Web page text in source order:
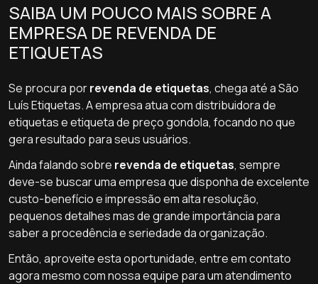
SAIBA UM POUCO MAIS SOBRE A
EMPRESA DE REVENDA DE
ETIQUETAS
Se procura porrevenda de etiquetas, chega até a São
Luís Etiquetas. A empresa atua com distribuidora de
etiquetas e etiqueta de preço gondola, focando no que
gera resultado para seus usuários.
Ainda falando sobre revenda de etiquetas, sempre
deve-se buscar uma empresa que disponha de excelente
custo-benefício e impressão em alta resolução,
pequenos detalhes mas de grande importância para
saber a procedência e seriedade da organização.
Então, aproveite esta oportunidade, entre em contato
agora mesmo com nossa equipe para um atendimento